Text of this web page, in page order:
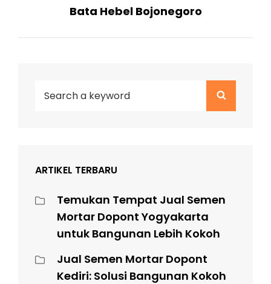
Bata Hebel Bojonegoro
Search
ARTIKEL TERBARU
Temukan Tempat Jual Semen
Mortar Dopont Yogyakarta
untuk Bangunan Lebih Kokoh
Jual Semen Mortar Dopont
Kediri: Solusi Bangunan Kokoh